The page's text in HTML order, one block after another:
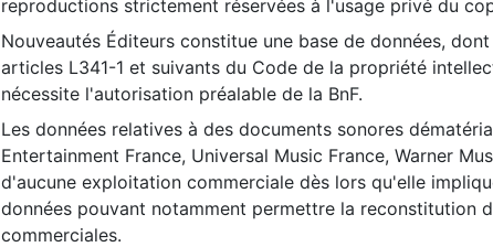
reproductions strictement réservées à l'usage privé du
Nouveautés Éditeurs constitue une base de données,
articles L341-1 et suivants du Code de la propriété
nécessite l'autorisation préalable de la BnF.
Les données relatives à des documents sonores
Entertainment France, Universal Music France, Warner
d'aucune exploitation commerciale dès lors qu'elle
données pouvant notamment permettre la reconstitution
commerciales.